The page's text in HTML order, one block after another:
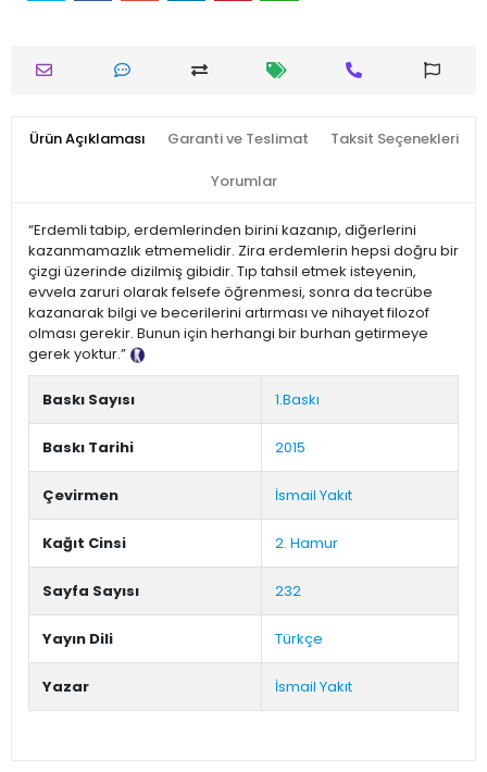
Ürün Açıklaması Garanti ve Teslimat Taksit Seçenekleri
Yorumlar
“Erdemli tabip, erdemlerinden birini kazanıp, diğerlerini
kazanmamazlık etmemelidir. Zira erdemlerin hepsi doğru bir
çizgi üzerinde dizilmiş gibidir. Tıp tahsil etmek isteyenin,
evvela zaruri olarak felsefe öğrenmesi, sonra da tecrübe
kazanarak bilgi ve becerilerini artırması ve nihayet filozof
olması gerekir. Bunun için herhangi bir burhan getirmeye
gerek yoktur.”
Baskı Sayısı 1.Baskı
Baskı Tarihi 2015
Çevirmen İsmail Yakıt
Kağıt Cinsi 2. Hamur
Sayfa Sayısı 232
Yayın Dili Türkçe
Yazar İsmail Yakıt